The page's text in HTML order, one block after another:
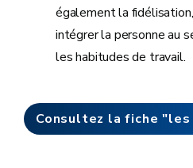
également la
intégrer la personne au
les habitudes de travail.
Consultez la fiche "les